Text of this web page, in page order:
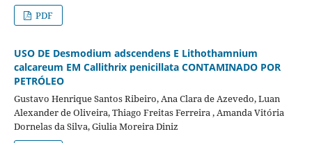
PDF
USO DE Desmodium adscendens E Lithothamnium
calcareum EM Callithrix penicillata CONTAMINADO POR
PETRÓLEO
Gustavo Henrique Santos Ribeiro, Ana Clara de Azevedo, Luan
Alexander de Oliveira, Thiago Freitas Ferreira , Amanda Vitória
Dornelas da Silva, Giulia Moreira Diniz